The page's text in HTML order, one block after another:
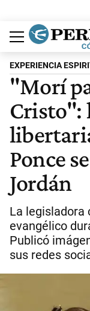
Política
Economía
Judiciales
Sociedad
Cultura
Espectáculos
Deportes
Protagonistas
EXPERIENCIA
"Morí
Cristo":
Ponce
Jordán
La legisladora
evangélico
Publicó
sus redes